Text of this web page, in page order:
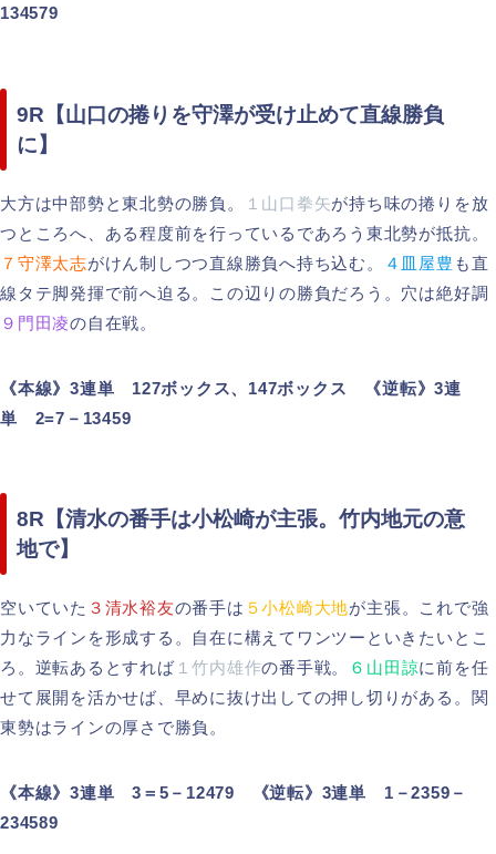
134579
9R【山口の捲りを守澤が受け止めて直線勝負
に】
大方は中部勢と東北勢の勝負。 １山口拳矢が持ち味の捲りを放
つところへ、ある程度前を行っているであろう東北勢が抵抗。
７守澤太志がけん制しつつ直線勝負へ持ち込む。 ４皿屋豊 も直
線タテ脚発揮で前へ迫る。この辺りの勝負だろう。穴は絶好調
９門田凌の自在戦。
《本線》3連単 127ボックス、147ボックス 《逆転》3連
単 2=7－13459
8R【清水の番手は小松崎が主張。竹内地元の意
地で】
空いていた ３清水裕友の番手は ５小松崎大地が主張。これで強
力なラインを形成する。自在に構えてワンツーといきたいとこ
ろ。逆転あるとすれば１竹内雄作の番手戦。 ６山田諒に前を任
せて展開を活かせば、早めに抜け出しての押し切りがある。関
東勢はラインの厚さで勝負。
《本線》3連単 3＝5－12479 《逆転》3連単 1－2359－
234589